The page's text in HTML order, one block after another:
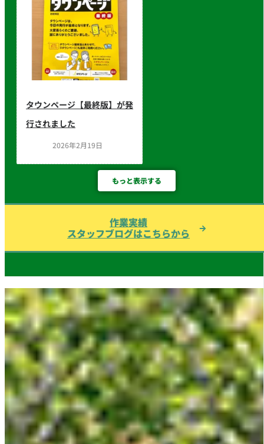
タウンページ【最終版】が発
行されました
2026年2月19日
もっと表示する
作業実績
スタッフブログはこちらから